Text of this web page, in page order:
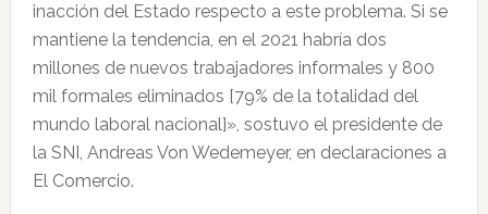
inacción del Estado respecto a este problema. Si se
mantiene la tendencia, en el 2021 habría dos
millones de nuevos trabajadores informales y 800
mil formales eliminados [79% de la totalidad del
mundo laboral nacional]», sostuvo el presidente de
la SNI, Andreas Von Wedemeyer, en declaraciones a
El Comercio.